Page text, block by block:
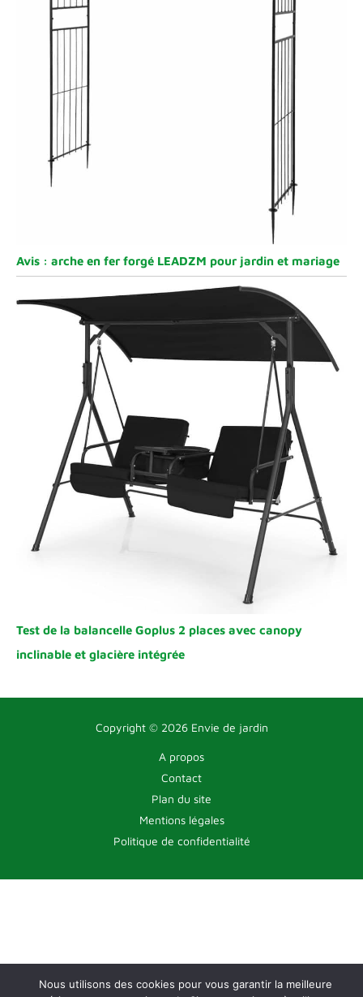
Avis : arche en fer forgé LEADZM pour jardin et mariage
Test de la balancelle Goplus 2 places avec canopy
inclinable et glacière intégrée
Copyright © 2026 Envie de jardin
A propos
Contact
Plan du site
Mentions légales
Politique de confidentialité
Nous utilisons des cookies pour vous garantir la meilleure